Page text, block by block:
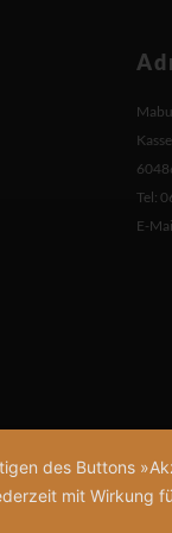
Tel:
E-
des Buttons
mit Wirkung